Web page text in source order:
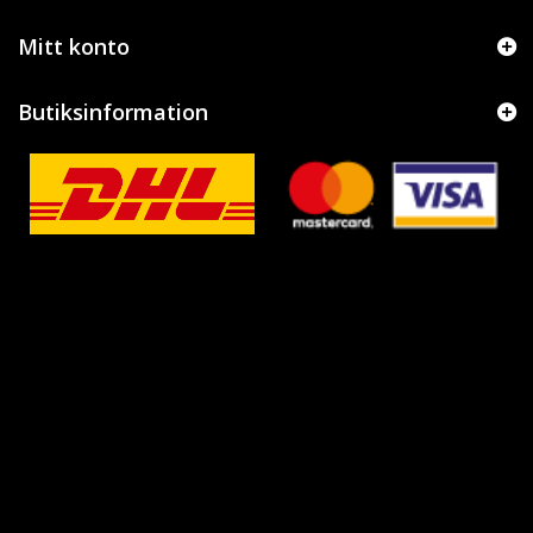
Mitt konto
Butiksinformation